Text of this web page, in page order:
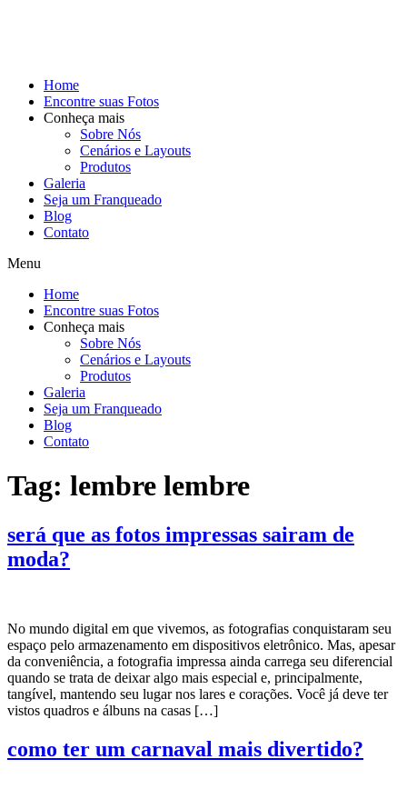
Home
Encontre suas Fotos
Conheça mais
Sobre Nós
Cenários e Layouts
Produtos
Galeria
Seja um Franqueado
Blog
Contato
Menu
Home
Encontre suas Fotos
Conheça mais
Sobre Nós
Cenários e Layouts
Produtos
Galeria
Seja um Franqueado
Blog
Contato
Tag: lembre lembre
será que as fotos impressas sairam de
moda?
No mundo digital em que vivemos, as fotografias conquistaram seu
espaço pelo armazenamento em dispositivos eletrônico. Mas, apesar
da conveniência, a fotografia impressa ainda carrega seu diferencial
quando se trata de deixar algo mais especial e, principalmente,
tangível, mantendo seu lugar nos lares e corações. Você já deve ter
vistos quadros e álbuns na casas […]
como ter um carnaval mais divertido?